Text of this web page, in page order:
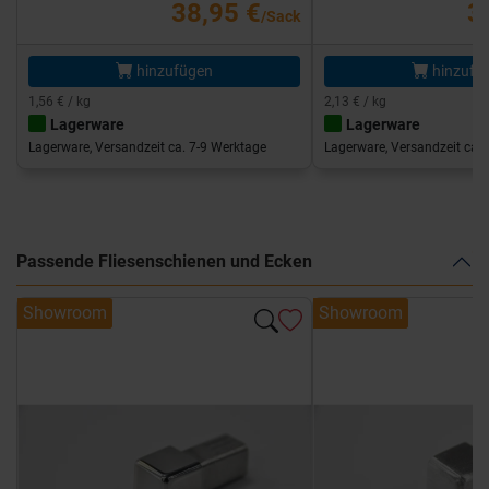
38,95 €/Sack
hinzufügen
1,56 € / kg
Lagerware
Lagerware, Versandzeit ca. 7-9 Werktage
2,13 € / kg
Lagerware
Lagerware, Versandzeit ca.
Passende Fliesenschienen und Ecken
Showroom Showroom